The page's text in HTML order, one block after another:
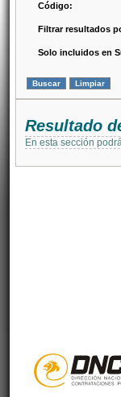
Código:
Filtrar resultados
Solo incluidos en
Resultado
En esta sección